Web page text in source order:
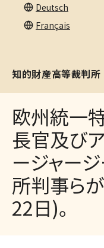
Deutsch
Français
知的財産高等裁判所
欧州統一
長官及び
ージャー
所判事ら
22日)。